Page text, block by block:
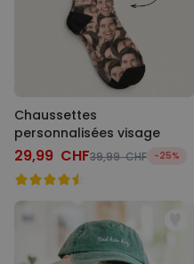
Chaussettes
personnalisées visage
29,99 CHF39,99 CHF -25%